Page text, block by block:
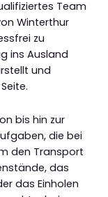
Team
Winterthur
zu
ins Ausland
und
bis hin zur
die bei
den Transport
das
das Einholen